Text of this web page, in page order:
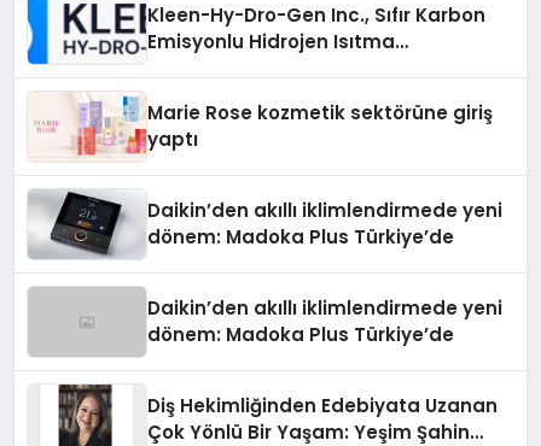
Kleen-Hy-Dro-Gen Inc., Sıfır Karbon
Emisyonlu Hidrojen Isıtma
Marie Rose kozmetik sektörüne giriş
yaptı
Daikin’den akıllı iklimlendirmede yeni
dönem: Madoka Plus Türkiye’de
Daikin’den akıllı iklimlendirmede yeni
dönem: Madoka Plus Türkiye’de
Diş Hekimliğinden Edebiyata Uzanan
Çok Yönlü Bir Yaşam: Yeşim Şahin